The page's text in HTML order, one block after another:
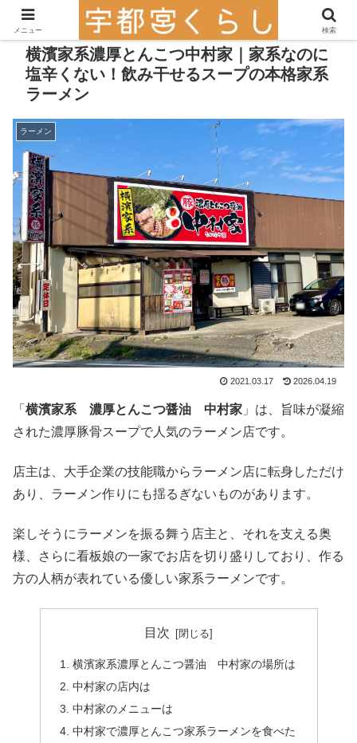
横濱家系濃厚とんこつ中村家｜家系なのに
塩辛くない！飲み干せるスープの本格家系
ラーメン
ラーメン
2021.03.17 2026.04.19
「 横濱家系 濃厚とんこつ醤油 中村家 」は、旨味が凝縮
された濃厚豚骨スープで人気のラーメン店です。
店主は、大手企業の技能職からラーメン店に転身しただけ
あり、ラーメン作りにも揺るぎないものがあります。
楽しそうにラーメンを振る舞う店主と、それを支える奥
様、さらに看板娘の一家でお店を切り盛りしており、作る
方の人柄が表れている優しい家系ラーメンです。
目次
横濱家系濃厚とんこつ醤油 中村家の場所は
中村家の店内は
中村家のメニューは
中村家で濃厚とんこつ家系ラーメンを食べた
メニュー 検索